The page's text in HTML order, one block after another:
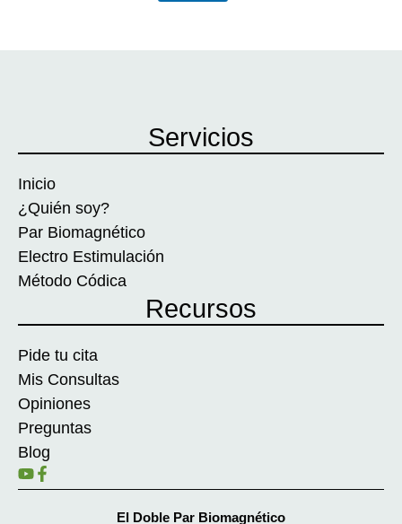
Servicios
Inicio
¿Quién soy?
Par Biomagnético
Electro Estimulación
Método Códica
Recursos
Pide tu cita
Mis Consultas
Opiniones
Preguntas
Blog
El Doble Par Biomagnético